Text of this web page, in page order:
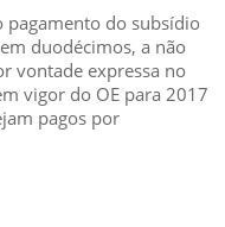
pagamento do subsídio
duodécimos, a não
vontade expressa no
vigor do OE para 2017
pagos por